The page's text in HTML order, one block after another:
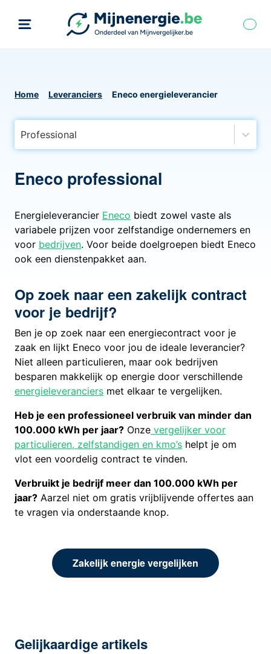
Home Leveranciers Eneco energieleverancier
Professional
Eneco professional
Energieleverancier Eneco biedt zowel vaste als
variabele prijzen voor zelfstandige ondernemers en
voor bedrijven. Voor beide doelgroepen biedt Eneco
ook een dienstenpakket aan.
Op zoek naar een zakelijk contract
voor je bedrijf?
Ben je op zoek naar een energiecontract voor je
zaak en lijkt Eneco voor jou de ideale leverancier?
Niet alleen particulieren, maar ook bedrijven
besparen makkelijk op energie door verschillende
energieleveranciers met elkaar te vergelijken.
Heb je een professioneel verbruik van minder dan
100.000 kWh per jaar? Onze vergelijker voor
particulieren, zelfstandigen en kmo’s helpt je om
vlot een voordelig contract te vinden.
Verbruikt je bedrijf meer dan 100.000 kWh per
jaar? Aarzel niet om gratis vrijblijvende offertes aan
te vragen via onderstaande knop.
Zakelijk energie vergelijken
Gelijkaardige artikels